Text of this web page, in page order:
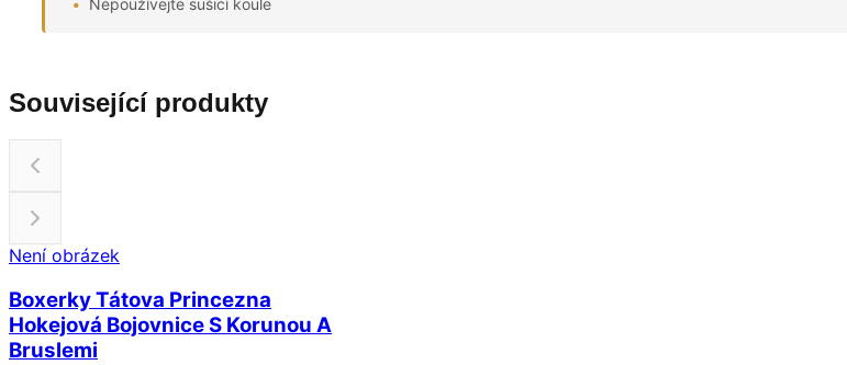
Související produkty
Není obrázek
Boxerky Tátova Princezna
Hokejová Bojovnice S Korunou A
Bruslemi